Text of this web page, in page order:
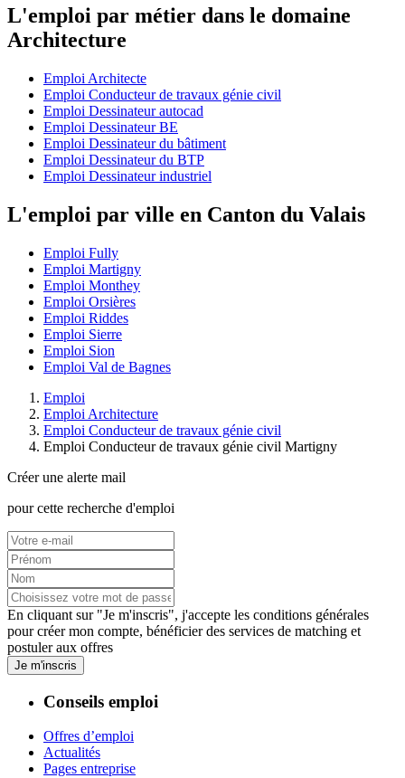
L'emploi par métier dans le domaine
Architecture
Emploi Architecte
Emploi Conducteur de travaux génie civil
Emploi Dessinateur autocad
Emploi Dessinateur BE
Emploi Dessinateur du bâtiment
Emploi Dessinateur du BTP
Emploi Dessinateur industriel
L'emploi par ville en Canton du Valais
Emploi Fully
Emploi Martigny
Emploi Monthey
Emploi Orsières
Emploi Riddes
Emploi Sierre
Emploi Sion
Emploi Val de Bagnes
Emploi
Emploi Architecture
Emploi Conducteur de travaux génie civil
Emploi Conducteur de travaux génie civil Martigny
Créer une alerte mail
pour cette recherche d'emploi
En cliquant sur "Je m'inscris", j'accepte les conditions générales
pour créer mon compte, bénéficier des services de matching et
postuler aux offres
Je m'inscris
Conseils emploi
Offres d’emploi
Actualités
Pages entreprise